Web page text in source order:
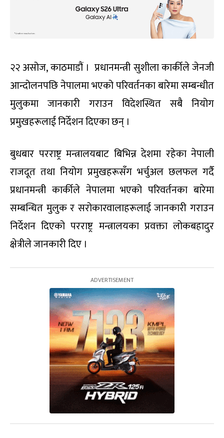
२२ असोज, काठमाडौं । प्रधानमन्त्री सुशीला कार्कीले जेनजी
आन्दोलनपछि नेपालमा भएको परिवर्तनका बारेमा सम्बन्धीत
मुलुकमा जानकारी गराउन विदेशस्थित सबै नियोग
प्रमुखहरूलाई निर्देशन दिएका छन् ।
बुधबार परराष्ट्र मन्त्रालयबाट बिभिन्न देशमा रहेका नेपाली
राजदूत तथा नियोग प्रमुखहरूसँग भर्चुअल छलफल गर्दै
प्रधानमन्त्री कार्कीले नेपालमा भएको परिवर्तनका बारेमा
सम्बन्धित मुलुक र सरोकारवालाहरूलाई जानकारी गराउन
निर्देशन दिएको परराष्ट्र मन्त्रालयका प्रवक्ता लोकबहादुर
क्षेत्रीले जानकारी दिए ।